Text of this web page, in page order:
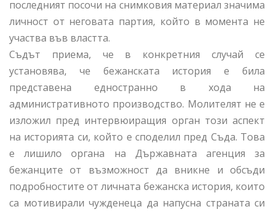
последният посочи на снимковия материал значима
личност от неговата партия, който в момента не
участва във властта.
Съдът приема, че в конкретния случай се
установява, че бежанската история е била
представена едностранно в хода на
административното производство. Молителят не е
изложил пред интервюиращия орган този аспект
на историята си, който е споделил пред Съда. Това
е лишило органа на Държавната агенция за
бежанците от възможност да вникне и обсъди
подробностите от личната бежанска история, които
са мотивирали чужденеца да напусна страната си